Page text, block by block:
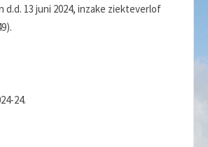
d.d. 13 juni 2024, inzake ziekteverlof
24.